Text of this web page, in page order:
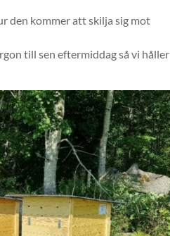
den kommer att skilja sig mot
till sen eftermiddag så vi håller